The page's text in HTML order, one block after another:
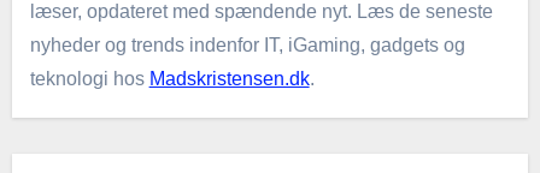
læser, opdateret med spændende nyt. Læs de seneste
nyheder og trends indenfor IT, iGaming, gadgets og
teknologi hos Madskristensen.dk.